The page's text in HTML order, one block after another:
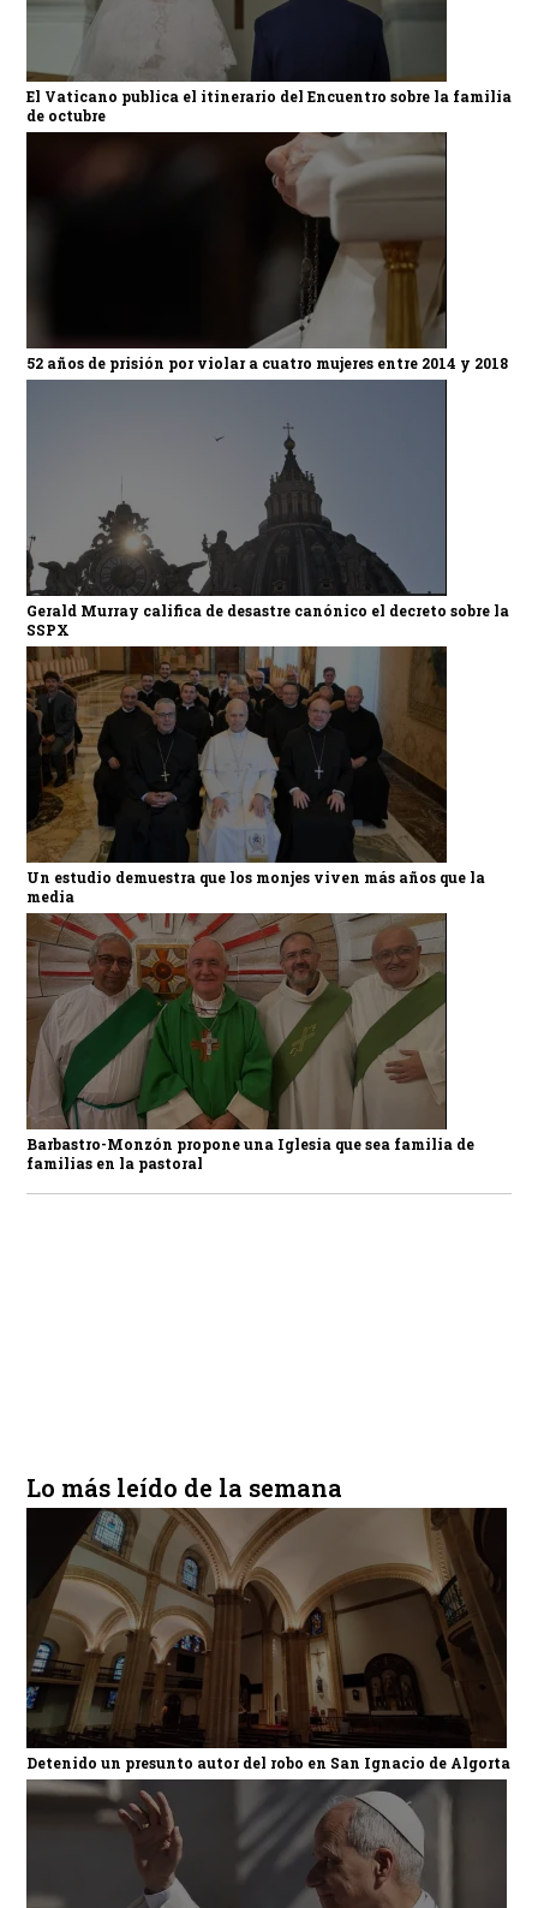
El Vaticano publica el itinerario del Encuentro sobre la familia
de octubre
52 años de prisión por violar a cuatro mujeres entre 2014 y 2018
Gerald Murray califica de desastre canónico el decreto sobre la
SSPX
Un estudio demuestra que los monjes viven más años que la
media
Barbastro-Monzón propone una Iglesia que sea familia de
familias en la pastoral
Lo más leído de la semana
Detenido un presunto autor del robo en San Ignacio de Algorta